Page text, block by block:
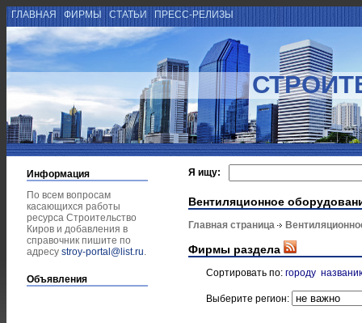
ГЛАВНАЯ ФИРМЫ СТАТЬИ ПРЕСС-РЕЛИЗЫ
Информация
По всем вопросам
касающихся работы
ресурса Строительство
Киров и добавления в
справочник пишите по
адресу stroy-portal@list.ru.
Объявления
Я ищу:
Вентиляционное
Главная страница
Фирмы раздела
Сортировать по: городу
Выберите регион: